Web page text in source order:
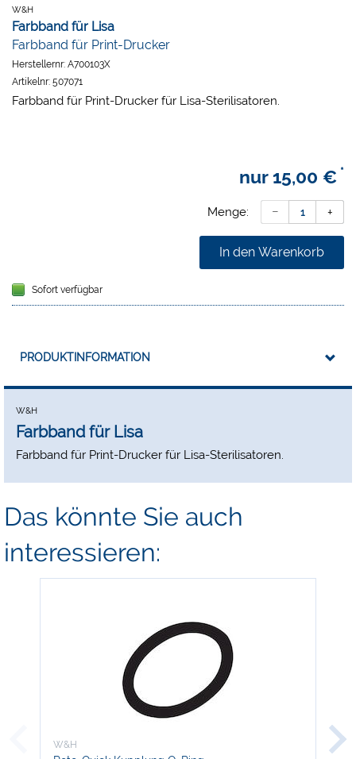
W&H
Farbband für Lisa
Farbband für Print-Drucker
Herstellernr: A700103X
Artikelnr: 507071
Farbband für Print-Drucker für Lisa-Sterilisatoren.
nur 15,00 € *
Menge:
In den Warenkorb
Sofort verfügbar
PRODUKTINFORMATION
W&H
Farbband für Lisa
Farbband für Print-Drucker für Lisa-Sterilisatoren.
Das könnte Sie auch
interessieren:
W&H